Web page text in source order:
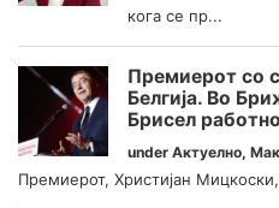
кога се пр...
Премиерот со
Белгија. Во
Брисел работно
under Актуелно,
Премиерот, Христијан